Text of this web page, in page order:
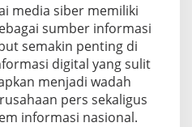
media siber memiliki
sumber informasi
semakin penting di
digital yang sulit
menjadi wadah
pers sekaligus
informasi nasional.